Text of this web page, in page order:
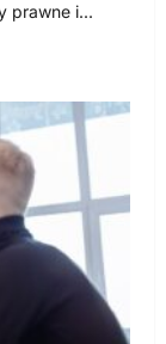
prawne i...